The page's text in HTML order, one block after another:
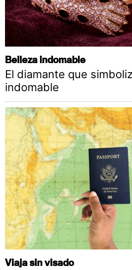
Belleza indomable
El diamante que
indomable
Viaja sin visado